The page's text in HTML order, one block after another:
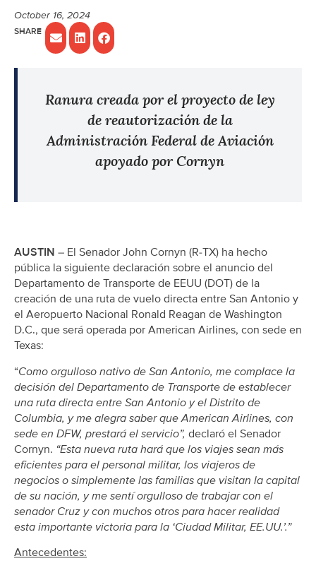
October 16, 2024
Ranura creada por el proyecto de ley
de reautorización de la
Administración Federal de Aviación
apoyado por Cornyn
AUSTIN – El Senador John Cornyn (R-TX) ha hecho
pública la siguiente declaración sobre el anuncio del
Departamento de Transporte de EEUU (DOT) de la
creación de una ruta de vuelo directa entre San Antonio y
el Aeropuerto Nacional Ronald Reagan de Washington
D.C., que será operada por American Airlines, con sede en
Texas:
“Como orgulloso nativo de San Antonio, me complace la
decisión del Departamento de Transporte de establecer
una ruta directa entre San Antonio y el Distrito de
Columbia, y me alegra saber que American Airlines, con
sede en DFW, prestará el servicio”, declaró el Senador
Cornyn. “Esta nueva ruta hará que los viajes sean más
eficientes para el personal militar, los viajeros de
negocios o simplemente las familias que visitan la capital
de su nación, y me sentí orgulloso de trabajar con el
senador Cruz y con muchos otros para hacer realidad
esta importante victoria para la ‘Ciudad Militar, EE.UU.’.”
Antecedentes: